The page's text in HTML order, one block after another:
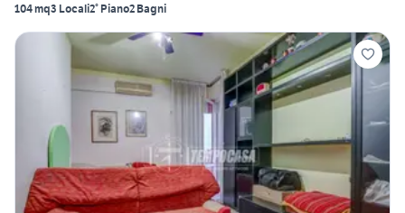
104 mq3 Locali2° Piano2 Bagni